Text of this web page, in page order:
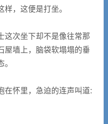
，这便是打坐。
次坐下却不是像往常那
屋墙上，脑袋软塌塌的垂
怀里，急迫的连声叫道: